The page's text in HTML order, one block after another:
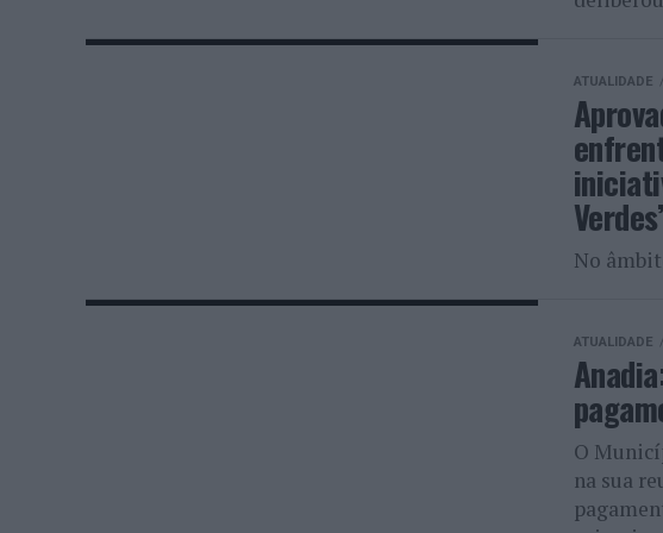
ATUALIDADE
No
ATUALIDADE
O
na sua